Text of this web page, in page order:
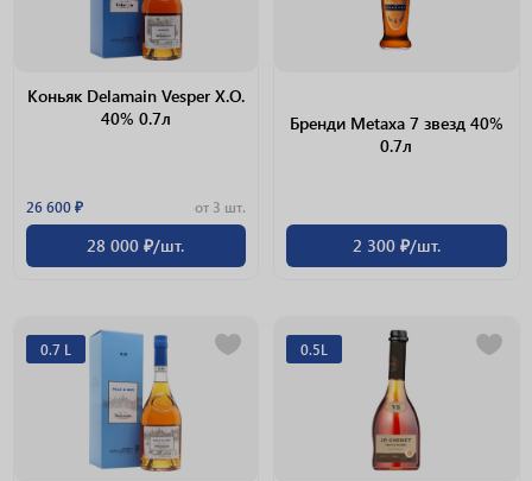
Коньяк Delamain Vesper X.O.
40% 0.7л
26 600 ₽ от 3 шт.
28 000 ₽/шт.
Бренди Metaxa 7 звезд 40%
0.7л
2 300 ₽/шт.
0.7 L 0.5L